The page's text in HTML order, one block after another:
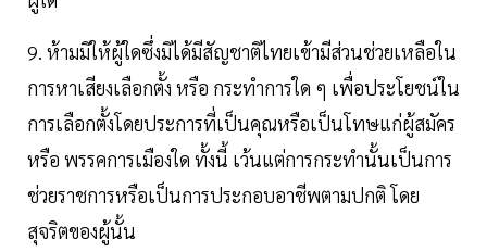
9. ห้ามมิให้ผู้ใดซึ่งมิได้มีสัญชาติไทยเข้ามีส่วนช่วยเหลือใน
การหาเสียงเลือกตั้ง หรือ กระทําการใด ๆ เพื่อประโยชน์ใน
การเลือกตั้งโดยประการที่เป็นคุณหรือเป็นโทษแก่ผู้สมัคร
หรือ พรรคการเมืองใด ทั้งนี้ เว้นแต่การกระทํานั้นเป็นการ
ช่วยราชการหรือเป็นการประกอบอาชีพตามปกติ โดย
สุจริตของผู้นั้น